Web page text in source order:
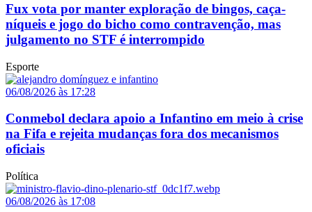
Fux vota por manter exploração de bingos, caça-
níqueis e jogo do bicho como contravenção, mas
julgamento no STF é interrompido
Esporte
06/08/2026 às 17:28
Conmebol declara apoio a Infantino em meio à crise
na Fifa e rejeita mudanças fora dos mecanismos
oficiais
Política
06/08/2026 às 17:08